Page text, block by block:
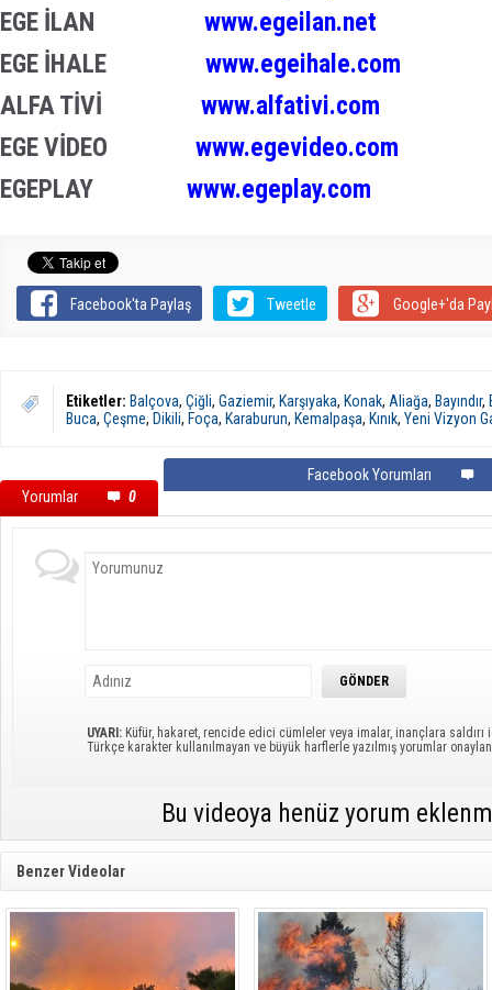
EGE İLAN www.egeilan.net
EGE İHALE www.egeihale.com
ALFA TİVİ www.alfativi.com
EGE VİDEO www.egevideo.com
EGEPLAY www.egeplay.com
Facebook'ta Paylaş Tweetle Google+'da
Etiketler: Balçova, Çiğli, Gaziemir, Karşıyaka, Konak, Aliağa, Bayındır,
Buca, Çeşme, Dikili, Foça, Karaburun, Kemalpaşa, Kınık, Yeni Vizyon
Yorumlar 0
Facebook Yorumları
UYARI: Küfür, hakaret, rencide edici cümleler veya imalar, inançlara saldırı
Türkçe karakter kullanılmayan ve büyük harflerle yazılmış yorumlar
Bu videoya henüz yorum
Benzer Videolar